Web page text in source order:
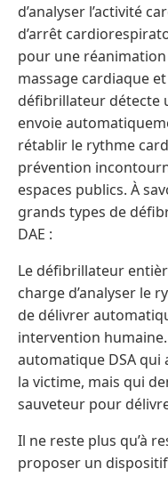
d’analyser l’activité
d’arrêt
pour une
massage cardiaque
défibrillateur détecte
envoie
rétablir le rythme
prévention
espaces publics. À
grands types de
DAE :
Le défibrillateur
charge d’analyser le
de délivrer
intervention
automatique DSA qui
la victime, mais qui
sauveteur pour
Il ne reste plus qu’à
proposer un